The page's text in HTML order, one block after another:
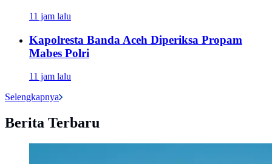
11 jam lalu
Kapolresta Banda Aceh Diperiksa Propam
Mabes Polri
11 jam lalu
Selengkapnya
Berita Terbaru